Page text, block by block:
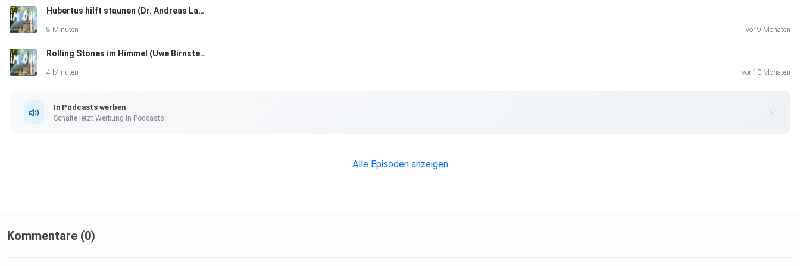
Hubertus hilft staunen (Dr. Andreas Lange, Frank Schreiber)
8 Minuten vor 9 Monaten
Rolling Stones im Himmel (Uwe Birnstein)
4 Minuten vor 10 Monaten
In Podcasts werben
Schalte jetzt Werbung in Podcasts.
Alle Episoden anzeigen
Kommentare (0)